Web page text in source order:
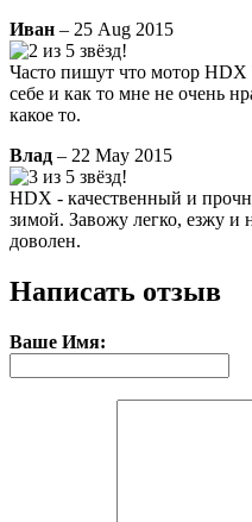
Иван – 25 Aug 2015
Часто пишут что мотор
себе и как то мне не очень
какое то.
Влад – 22 May 2015
HDX - качественный и
зимой. Завожу легко, езжу
доволен.
Написать отзыв
Ваше Имя: